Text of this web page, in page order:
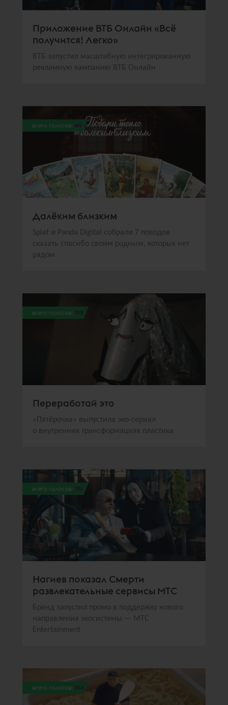
Приложение ВТБ Онлайн «Всё
получится! Легко»
ВТБ запустил масштабную интегрированную
рекламную кампанию ВТБ Онлайн
всего голосов: 419
Далёким близким
Splat и Panda Digital собрали 7 поводов
сказать спасибо своим родным, которых нет
рядом
всего голосов: 392
Переработай это
«Пятёрочка» выпустила эко-сериал
о внутренних трансформациях пластика
всего голосов: 386
Нагиев показал Смерти
развлекательные сервисы МТС
Бренд запустил промо в поддержку нового
направления экосистемы — МТС
Entertainment
всего голосов: 364